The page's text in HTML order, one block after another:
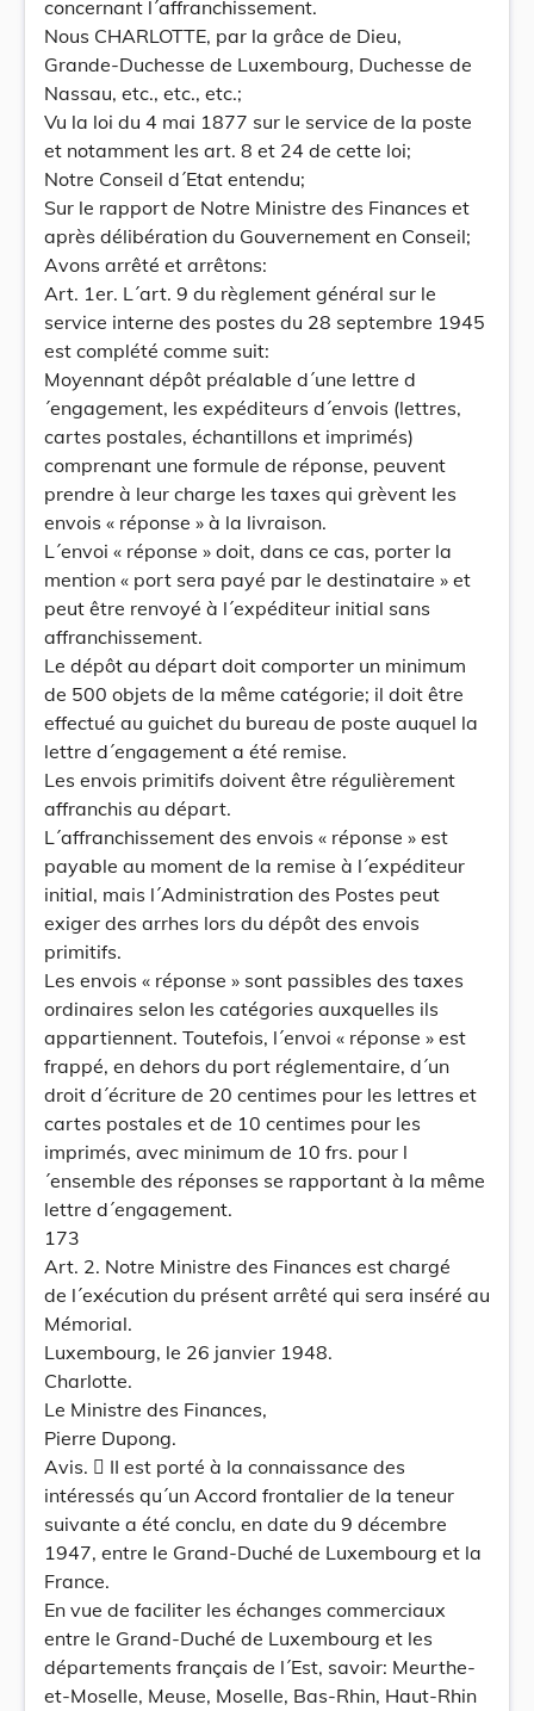
concernant l´affranchissement.
Nous CHARLOTTE, par la grâce de Dieu,
Grande-Duchesse de Luxembourg, Duchesse de
Nassau, etc., etc., etc.;
Vu la loi du 4 mai 1877 sur le service de la poste
et notamment les art. 8 et 24 de cette loi;
Notre Conseil d´Etat entendu;
Sur le rapport de Notre Ministre des Finances et
après délibération du Gouvernement en Conseil;
Avons arrêté et arrêtons:
Art. 1er. L´art. 9 du règlement général sur le
service interne des postes du 28 septembre 1945
est complété comme suit:
Moyennant dépôt préalable d´une lettre d
´engagement, les expéditeurs d´envois (lettres,
cartes postales, échantillons et imprimés)
comprenant une formule de réponse, peuvent
prendre à leur charge les taxes qui grèvent les
envois « réponse » à la livraison.
L´envoi « réponse » doit, dans ce cas, porter la
mention « port sera payé par le destinataire » et
peut être renvoyé à l´expéditeur initial sans
affranchissement.
Le dépôt au départ doit comporter un minimum
de 500 objets de la même catégorie; il doit être
effectué au guichet du bureau de poste auquel la
lettre d´engagement a été remise.
Les envois primitifs doivent être régulièrement
affranchis au départ.
L´affranchissement des envois « réponse » est
payable au moment de la remise à l´expéditeur
initial, mais l´Administration des Postes peut
exiger des arrhes lors du dépôt des envois
primitifs.
Les envois « réponse » sont passibles des taxes
ordinaires selon les catégories auxquelles ils
appartiennent. Toutefois, l´envoi « réponse » est
frappé, en dehors du port réglementaire, d´un
droit d´écriture de 20 centimes pour les lettres et
cartes postales et de 10 centimes pour les
imprimés, avec minimum de 10 frs. pour l
´ensemble des réponses se rapportant à la même
lettre d´engagement.
173
Art. 2. Notre Ministre des Finances est chargé
de l´exécution du présent arrêté qui sera inséré au
Mémorial.
Luxembourg, le 26 janvier 1948.
Charlotte.
Le Ministre des Finances,
Pierre Dupong.
Avis.  II est porté à la connaissance des
intéressés qu´un Accord frontalier de la teneur
suivante a été conclu, en date du 9 décembre
1947, entre le Grand-Duché de Luxembourg et la
France.
En vue de faciliter les échanges commerciaux
entre le Grand-Duché de Luxembourg et les
départements français de l´Est, savoir: Meurthe-
et-Moselle, Meuse, Moselle, Bas-Rhin, Haut-Rhin